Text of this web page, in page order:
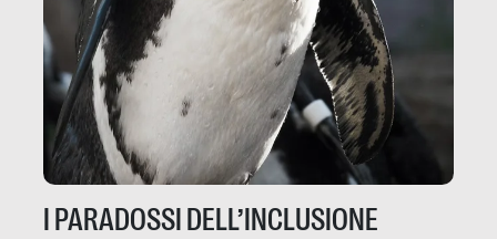
I PARADOSSI DELL’INCLUSIONE